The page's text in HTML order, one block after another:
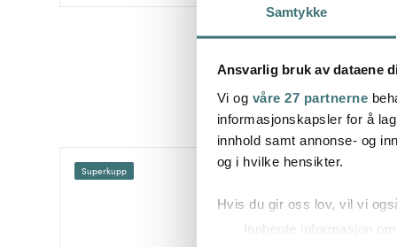
Samtykke
Ansvarlig bruk av dataene
Vi og våre 27 partnerne
informasjonskapsler for å
innhold samt annonse- og
og i hvilke hensikter.
Hvis du gir oss lov, vil vi
Innhente informasjon
Superkupp Superkupp